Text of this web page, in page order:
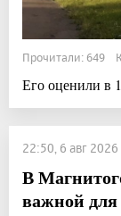
Прочитали: 649
Его оценили в
22:50, 6 авг 2026
В
важной для